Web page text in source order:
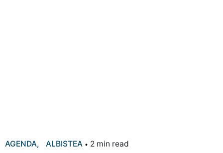
AGENDA ALBISTEA 2 min read